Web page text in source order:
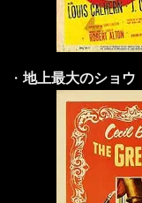
・ 地上最大のショウ